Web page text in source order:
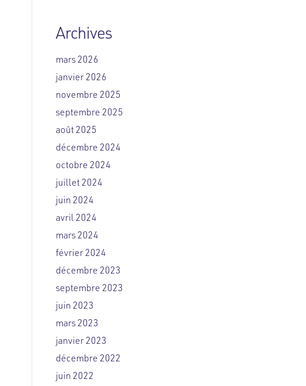
Archives
mars 2026
janvier 2026
novembre 2025
septembre 2025
août 2025
décembre 2024
octobre 2024
juillet 2024
juin 2024
avril 2024
mars 2024
février 2024
décembre 2023
septembre 2023
juin 2023
mars 2023
janvier 2023
décembre 2022
juin 2022